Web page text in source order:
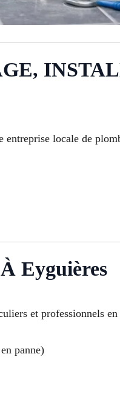
locale de
Eyguières
et professionnels
panne)